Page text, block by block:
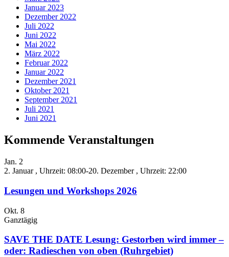
Januar 2023
Dezember 2022
Juli 2022
Juni 2022
Mai 2022
März 2022
Februar 2022
Januar 2022
Dezember 2021
Oktober 2021
September 2021
Juli 2021
Juni 2021
Kommende Veranstaltungen
Jan. 2
2. Januar , Uhrzeit: 08:00-20. Dezember , Uhrzeit: 22:00
Lesungen und Workshops 2026
Okt. 8
Ganztägig
SAVE THE DATE Lesung: Gestorben wird immer –
oder: Radieschen von oben (Ruhrgebiet)